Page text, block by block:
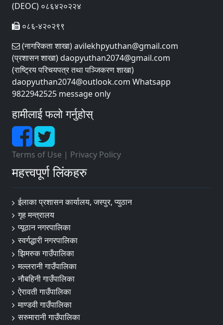
(DEOC) ०८६४२०२२४
०८६-४२०२९९
(नागरिकता शाखा) avilekhpyuthan@gmail.com
(प्रशासन शाखा) daopyuthan2074@gmail.com
(राष्ट्रिय परिचयपत्र तथा पञ्‍जिकरण शाखा)
daopyuthan2074@outlook.com Whatsapp
9822942525 message only
हामीलाई फलो गर्नुहोस्
Terms of Use | Privacy Policy
महत्त्वपूर्ण लिंकहरु
ईलाका प्रशासन कार्यालय, जस्पुर, प्युठान
गृह मन्त्रालय
प्यूठान नगरपालिका
स्वर्गद्धारी नगरपालिका
झिमरुक गाउँपालिका
मल्लरानी गाउँपालिका
नौबहिनी गाउँपालिका
ऐरावती गाउँपालिका
माण्डवी गाउँपालिका
सरुमारानी गाउँपालिका